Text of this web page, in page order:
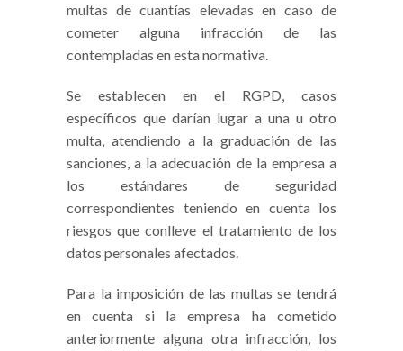
multas de cuantías elevadas en caso de
cometer alguna infracción de las
contempladas en esta normativa.
Se establecen en el RGPD, casos
específicos que darían lugar a una u otro
multa, atendiendo a la graduación de las
sanciones, a la adecuación de la empresa a
los estándares de seguridad
correspondientes teniendo en cuenta los
riesgos que conlleve el tratamiento de los
datos personales afectados.
Para la imposición de las multas se tendrá
en cuenta si la empresa ha cometido
anteriormente alguna otra infracción, los